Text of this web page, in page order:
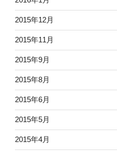
2015年12月
2015年11月
2015年9月
2015年8月
2015年6月
2015年5月
2015年4月